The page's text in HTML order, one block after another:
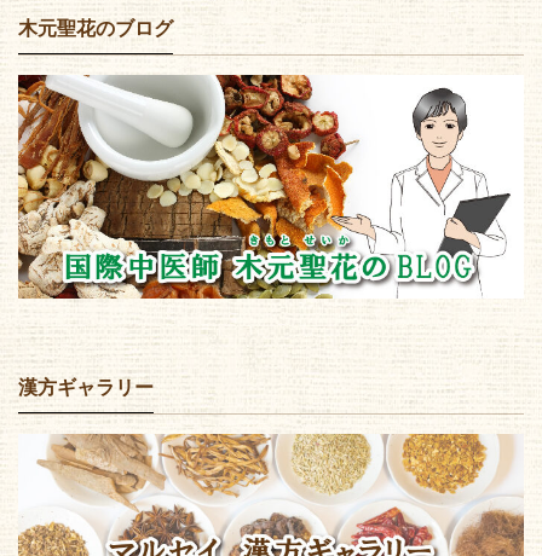
木元聖花のブログ
漢方ギャラリー